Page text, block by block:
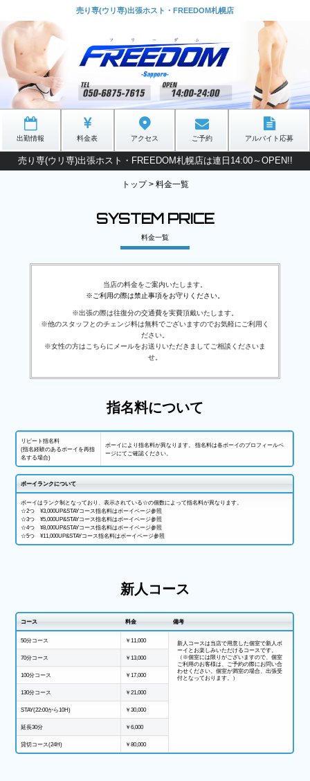
売り専(ウリ専)出張ホスト・FREEDOM札幌店
出勤情報 料金表 アクセス ご予約 アルバイト応募
売り専(ウリ専)出張ホスト・FREEDOM札幌店は連日14:00～OPEN!!
トップ > 料金一覧
SYSTEM PRICE
料金一覧
当店の料金をご案内いたします。
※ご利用の際は禁止事項をお守りください。
※出張の際は往復分の交通費を実費頂戴いたします。
※他のスタッフとのチェンジ料は無料でございますのでお気軽にご利用く
ださい。
※女性の方はこちらにメールをお送りいただきましてご相談くださいま
せ。
指名料について
リピート指名料
(指名経験のあるボーイを再指
名する場合)
ボーイにより指名料が異なります。 指名料は各ボーイのプロフィールペ
ージにてご確認ください。
ボーイランクについて
ボーイはランク制となっており、表示されている☆の個数によって指名料が異なります。
☆2つ ¥3,000UP&STAYコース指名料はボーイページ参照
☆3つ ¥5,000UP&STAYコース指名料はボーイページ参照
☆4つ ¥8,000UP&STAYコース指名料はボーイページ参照
☆5つ ¥11,000UP&STAYコース指名料はボーイページ参照
新人コース
コース 料金 備考
50分コース ￥11,000
新人コースは当店で用意した個室で新人ボ
ーイとお楽しみいただけるコースです。
（※個室には限りがございますので、個室
ご利用のお客様は、ご予約の際にお問い合
わせください。個室が満室の場合、出張受
付となっております。）
70分コース ￥13,000
100分コース ￥17,000
130分コース ￥21,000
STAY(22:00から10H) ￥30,000
延長30分 ￥6,000
貸切コース(24H) ￥80,000